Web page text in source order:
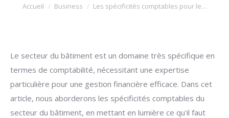
Vous êtes ici :
Accueil Business Les spécificités comptables pour le…
Le secteur du bâtiment est un domaine très spécifique en
termes de comptabilité, nécessitant une expertise
particulière pour une gestion financière efficace. Dans cet
article, nous aborderons les spécificités comptables du
secteur du bâtiment, en mettant en lumière ce qu'il faut